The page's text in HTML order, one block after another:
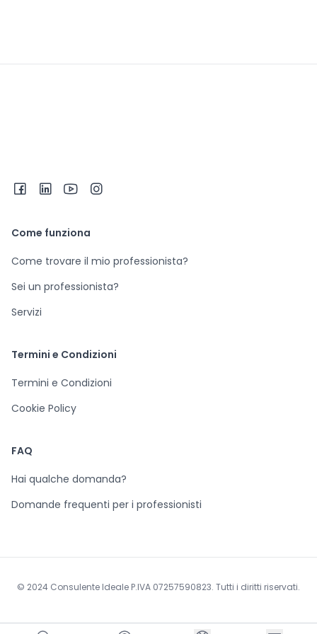
Come funziona
Come trovare il mio professionista?
Sei un professionista?
Servizi
Termini e Condizioni
Termini e Condizioni
Cookie Policy
FAQ
Hai qualche domanda?
Domande frequenti per i professionisti
© 2024 Consulente Ideale P.IVA 07257590823. Tutti i diritti riservati.